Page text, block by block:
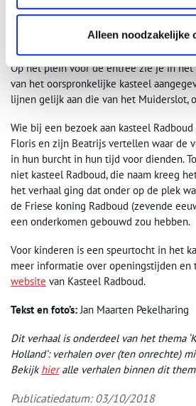
Alleen noodzakelijke
is nog steeds een indrukwekkend
dat Floris V (1254-1296) voor ogen had.
Op het plein voor de entree zie je in
van het oorspronkelijke kasteel
lijnen gelijk aan die van het Muiderslot,
Wie bij een bezoek aan kasteel
Floris en zijn Beatrijs vertellen waar de
in hun burcht in hun tijd voor dienden.
niet kasteel Radboud, die naam kreeg
het verhaal ging dat onder op de plek
de Friese koning Radboud (zevende
een onderkomen gebouwd zou hebben.
Voor kinderen is een speurtocht in het
meer informatie over openingstijden en
website van Kasteel Radboud.
Tekst en foto’s: Jan Maarten Pekelharing
Dit verhaal is onderdeel van het thema
Holland’: verhalen over (ten onrechte)
Bekijkhieralle verhalen binnen dit
Publicatiedatum: 03/10/2018